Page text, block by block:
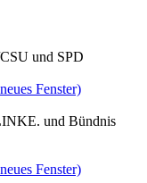
und SPD
Fenster)
und Bündnis
Fenster)